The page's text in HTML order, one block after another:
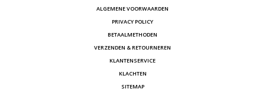
ALGEMENE VOORWAARDEN
PRIVACY POLICY
BETAALMETHODEN
VERZENDEN & RETOURNEREN
KLANTENSERVICE
KLACHTEN
SITEMAP